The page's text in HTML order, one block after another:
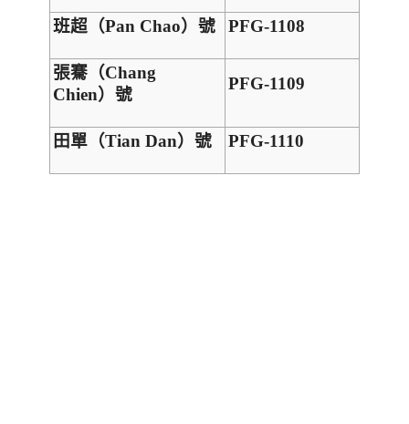
班超（Pan Chao）號 PFG-1108
張騫（Chang
Chien）號
PFG-1109
田單（Tian Dan）號 PFG-1110